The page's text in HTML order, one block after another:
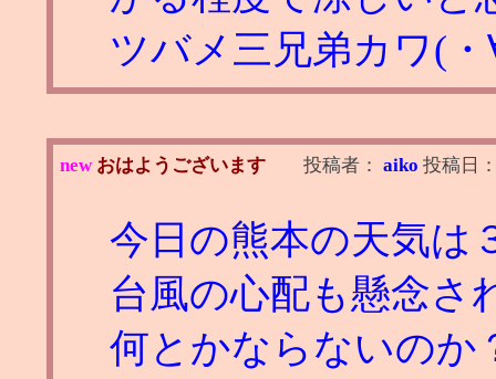
ツバメ三兄弟カワ(
new おはようございます 投稿者： aiko 投稿日
今日の熊本の天気は
台風の心配も懸念さ
何とかならないのか